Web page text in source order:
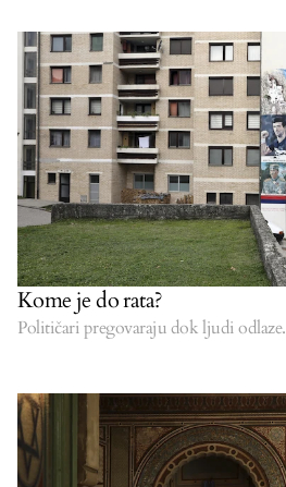
Kome je do rata?
Političari pregovaraju dok ljudi odlaze.